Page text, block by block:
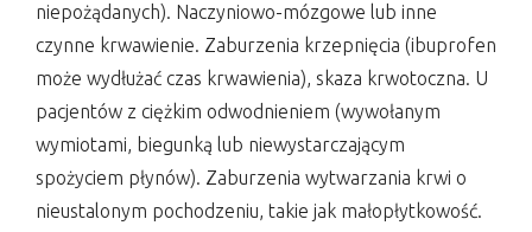
niepożądanych). Naczyniowo-mózgowe lub inne
czynne krwawienie. Zaburzenia krzepnięcia (ibuprofen
może wydłużać czas krwawienia), skaza krwotoczna. U
pacjentów z ciężkim odwodnieniem (wywołanym
wymiotami, biegunką lub niewystarczającym
spożyciem płynów). Zaburzenia wytwarzania krwi o
nieustalonym pochodzeniu, takie jak małopłytkowość.